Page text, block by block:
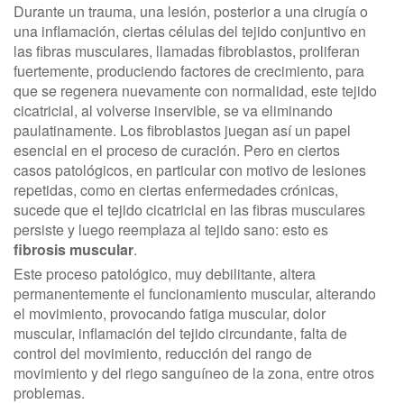
Durante un trauma, una lesión, posterior a una cirugía o
una inflamación, ciertas células del tejido conjuntivo en
las fibras musculares, llamadas fibroblastos, proliferan
fuertemente, produciendo factores de crecimiento, para
que se regenera nuevamente con normalidad, este tejido
cicatricial, al volverse inservible, se va eliminando
paulatinamente. Los fibroblastos juegan así un papel
esencial en el proceso de curación. Pero en ciertos
casos patológicos, en particular con motivo de lesiones
repetidas, como en ciertas enfermedades crónicas,
sucede que el tejido cicatricial en las fibras musculares
persiste y luego reemplaza al tejido sano: esto es
fibrosis muscular.
Este proceso patológico, muy debilitante, altera
permanentemente el funcionamiento muscular, alterando
el movimiento, provocando fatiga muscular, dolor
muscular, inflamación del tejido circundante, falta de
control del movimiento, reducción del rango de
movimiento y del riego sanguíneo de la zona, entre otros
problemas.